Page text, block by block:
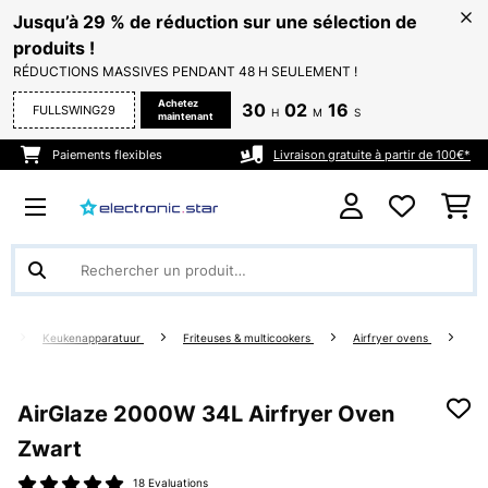
Jusqu’à 29 % de réduction sur une sélection de
produits !
RÉDUCTIONS MASSIVES PENDANT 48 H SEULEMENT !
FULLSWING29
Achetez
maintenant
30 H 02 M 15 S
Paiements flexibles Livraison gratuite à partir de 100€*
Keukenapparatuur Friteuses & multicookers Airfryer ovens
AirGlaze 2000W 34L Airfryer Oven
Zwart
18 Evaluations